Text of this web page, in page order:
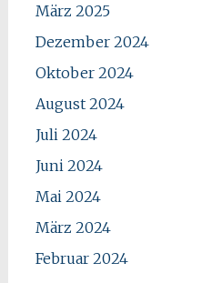
März 2025
Dezember 2024
Oktober 2024
August 2024
Juli 2024
Juni 2024
Mai 2024
März 2024
Februar 2024